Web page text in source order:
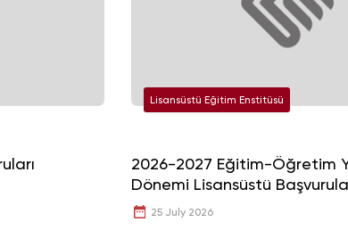
Lisansüstü Eğitim Enstitüsü
2026-2027 Eğitim-Öğretim
Dönemi Lisansüstü
Liste Kayıt İşlemleri
25 July 2026